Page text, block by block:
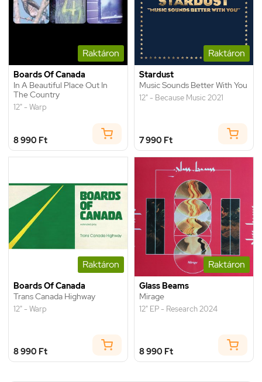
Raktáron
Boards Of Canada
In A Beautiful Place Out In
The Country
12" - Warp
8 990 Ft
Raktáron
Stardust
Music Sounds Better With You
12" - Because Music 2021
7 990 Ft
Raktáron
Boards Of Canada
Trans Canada Highway
12" - Warp
8 990 Ft
Raktáron
Glass Beams
Mirage
12" EP - Research 2024
8 990 Ft